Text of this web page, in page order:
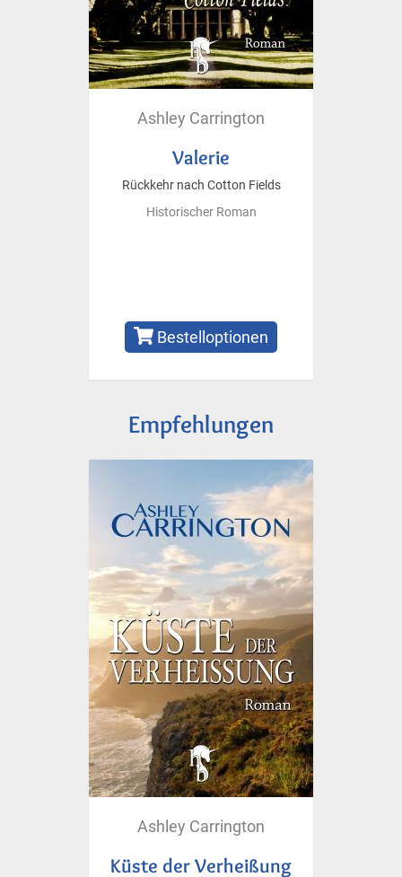
Ashley Carrington
Valerie
Rückkehr nach Cotton Fields
Historischer Roman
Bestelloptionen
Empfehlungen
Ashley Carrington
Küste der Verheißung